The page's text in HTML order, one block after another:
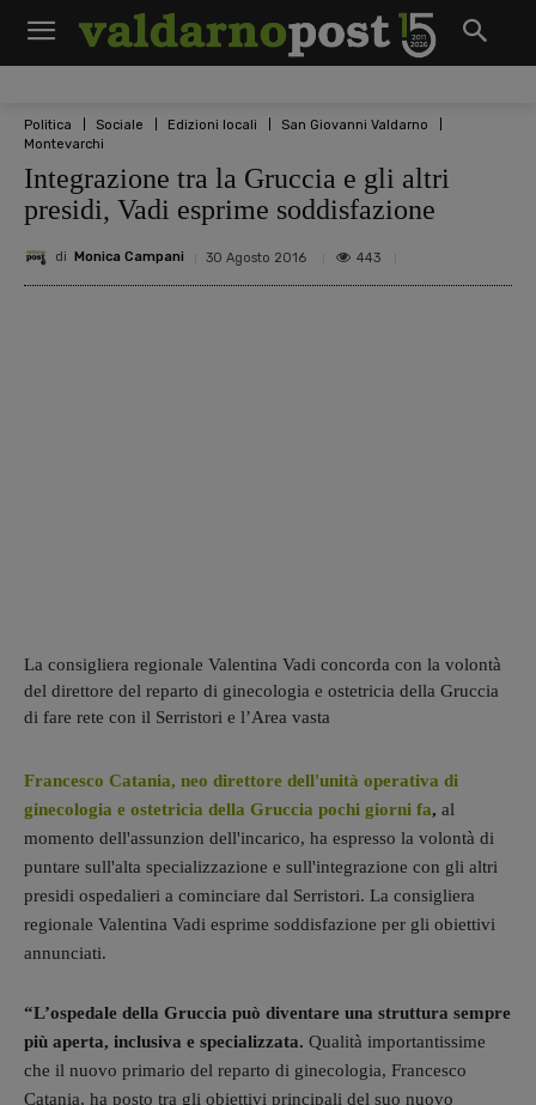
Politica Sociale Edizioni locali
San Giovanni Valdarno
Montevarchi
Integrazione tra la Gruccia e gli altri
presidi, Vadi esprime soddisfazione
di Monica Campani 30 Agosto 2016 443
La consigliera regionale Valentina Vadi concorda con la volontà
del direttore del reparto di ginecologia e ostetricia della Gruccia
di fare rete con il Serristori e l’Area vasta
Francesco Catania, neo direttore dell'unità operativa di
ginecologia e ostetricia della Gruccia pochi giorni fa, al
momento dell'assunzion dell'incarico, ha espresso la volontà di
puntare sull'alta specializzazione e sull'integrazione con gli altri
presidi ospedalieri a cominciare dal Serristori. La consigliera
regionale Valentina Vadi esprime soddisfazione per gli obiettivi
annunciati.
“L’ospedale della Gruccia può diventare una struttura sempre
più aperta, inclusiva e specializzata. Qualità importantissime
che il nuovo primario del reparto di ginecologia, Francesco
Catania, ha posto tra gli obiettivi principali del suo nuovo